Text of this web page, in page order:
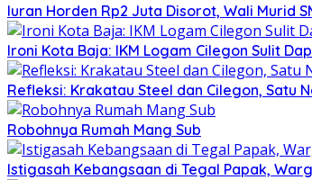
Iuran Horden Rp2 Juta Disorot, Wali Murid
Ironi Kota Baja: IKM Logam Cilegon Sulit
Refleksi: Krakatau Steel dan Cilegon, Satu
Robohnya Rumah Mang Sub
Istigasah Kebangsaan di Tegal Papak,